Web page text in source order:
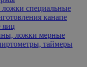
специальные
канапе
яиц
ложки мерные
таймеры